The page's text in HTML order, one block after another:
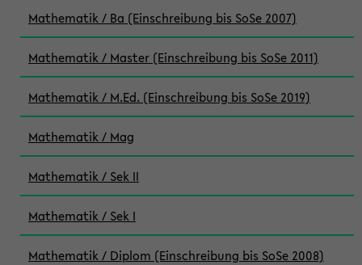
Mathematik / Ba (Einschreibung bis SoSe 2007)
Mathematik / Master (Einschreibung bis SoSe 2011)
Mathematik / M.Ed. (Einschreibung bis SoSe 2019)
Mathematik / Mag
Mathematik / Sek II
Mathematik / Sek I
Mathematik / Diplom (Einschreibung bis SoSe 2008)